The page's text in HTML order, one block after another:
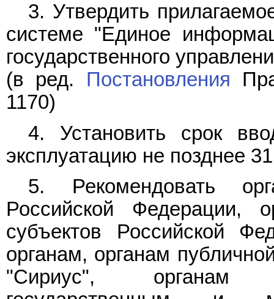
3. Утвердить
системе "Единое
государственного
(в ред. Постановления
1170)
4. Установить срок
эксплуатацию не позднее
5. Рекомендовать
Российской Федерации,
субъектов Российской
органам, органам
"Сириус", органам